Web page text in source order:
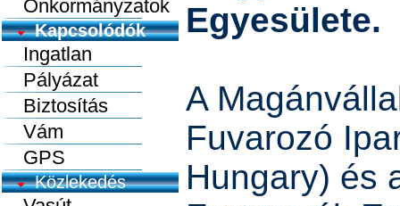
Önkormányzatok
Kapcsolódók
Ingatlan
Pályázat
Biztosítás
Vám
GPS
Közlekedés
Egyesülete.
A
Fuvarozó
Hungary) és